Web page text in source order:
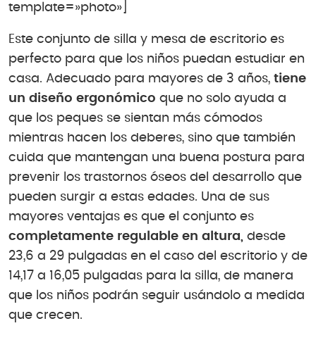
template=»photo»]
Este conjunto de silla y mesa de escritorio es
perfecto para que los niños puedan estudiar en
casa. Adecuado para mayores de 3 años, tiene
un diseño ergonómico que no solo ayuda a
que los peques se sientan más cómodos
mientras hacen los deberes, sino que también
cuida que mantengan una buena postura para
prevenir los trastornos óseos del desarrollo que
pueden surgir a estas edades. Una de sus
mayores ventajas es que el conjunto es
completamente regulable en altura, desde
23,6 a 29 pulgadas en el caso del escritorio y de
14,17 a 16,05 pulgadas para la silla, de manera
que los niños podrán seguir usándolo a medida
que crecen.